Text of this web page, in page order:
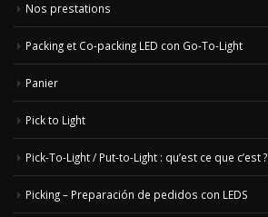
Nos prestations
Packing et Co-packing LED con Go-To-Light
Panier
Pick to Light
Pick-To-Light / Put-to-Light : qu’est ce que c’est ?
Picking – Preparación de pedidos con LEDS